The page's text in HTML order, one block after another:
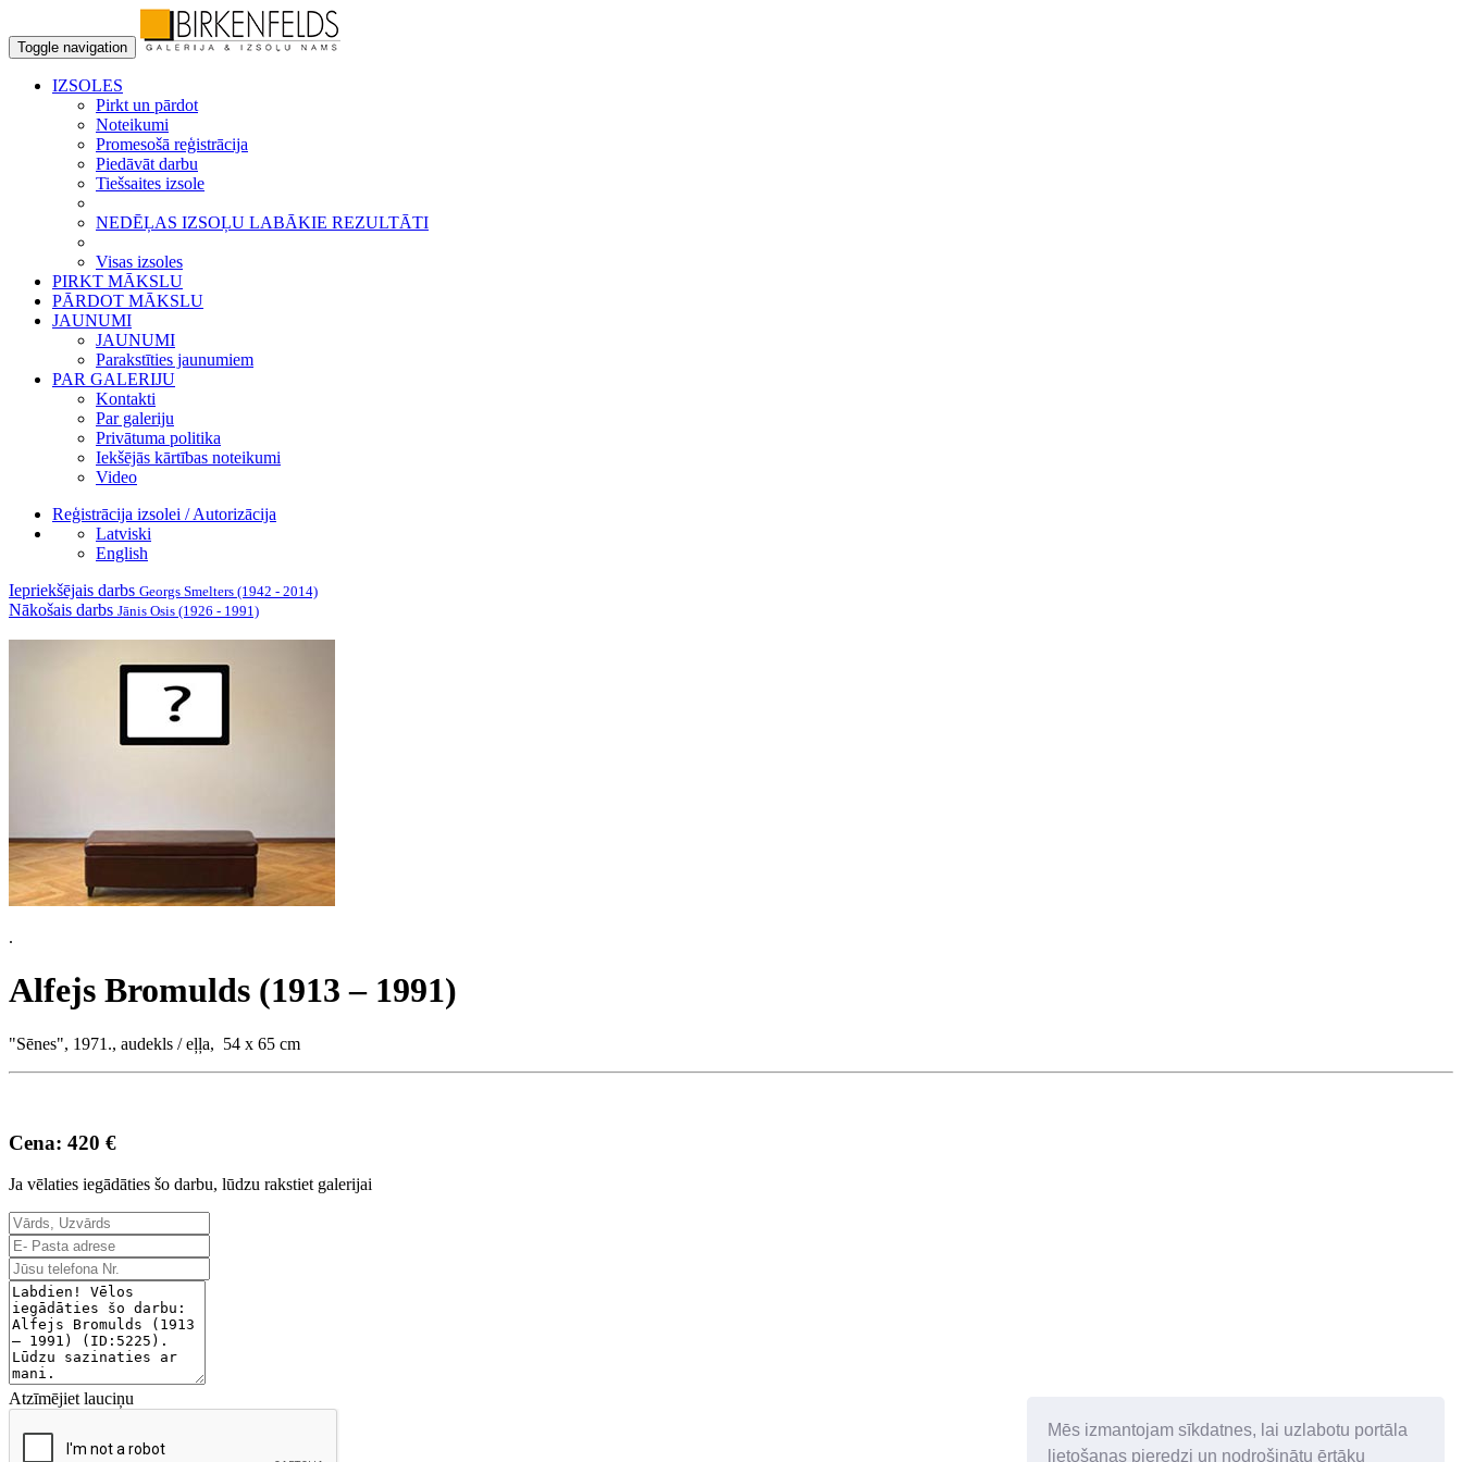
Mēs izmantojam sīkdatnes, lai uzlabotu portāla
lietošanas pieredzi un nodrošinātu ērtāku
Toggle navigation
IZSOLES
Pirkt un pārdot
Noteikumi
Promesošā reģistrācija
Piedāvāt darbu
Tiešsaites izsole
NEDĒĻAS IZSOĻU LABĀKIE REZULTĀTI
Visas izsoles
PIRKT MĀKSLU
PĀRDOT MĀKSLU
JAUNUMI
JAUNUMI
Parakstīties jaunumiem
PAR GALERIJU
Kontakti
Par galeriju
Privātuma politika
Iekšējās kārtības noteikumi
Video
Reģistrācija izsolei / Autorizācija
Latviski
English
Iepriekšējais darbs Georgs Smelters (1942 - 2014)
Nākošais darbs Jānis Osis (1926 - 1991)
.
Alfejs Bromulds (1913 – 1991)
"Sēnes", 1971., audekls / eļļa, 54 x 65 cm
Cena: 420 €
Ja vēlaties iegādāties šo darbu, lūdzu rakstiet galerijai
Atzīmējiet lauciņu